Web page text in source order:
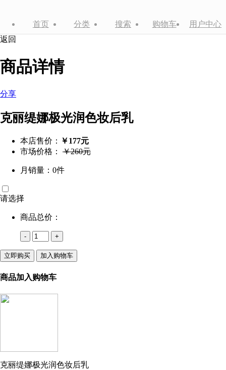
首页 分类 搜索 购物车
用户中心
返回
商品详情
分享
克丽缇娜极光润色妆后乳
本店售价： ￥177元
市场价格： ￥260元
月销量：0件
请选择
商品总价：
- +
立即购买 加入购物车
商品加入购物车
克丽缇娜极光润色妆后乳